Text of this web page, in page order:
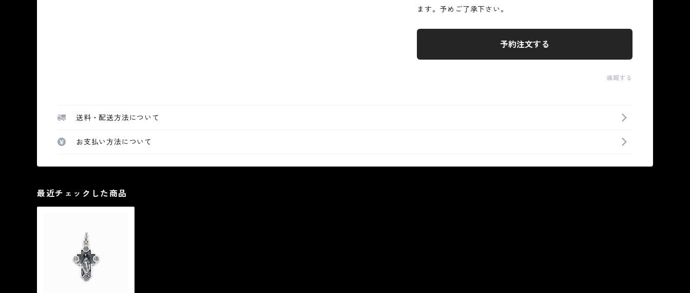
ます。予めご了承下さい。
予約注文する
通報する
送料・配送方法について
お支払い方法について
最近チェックした商品